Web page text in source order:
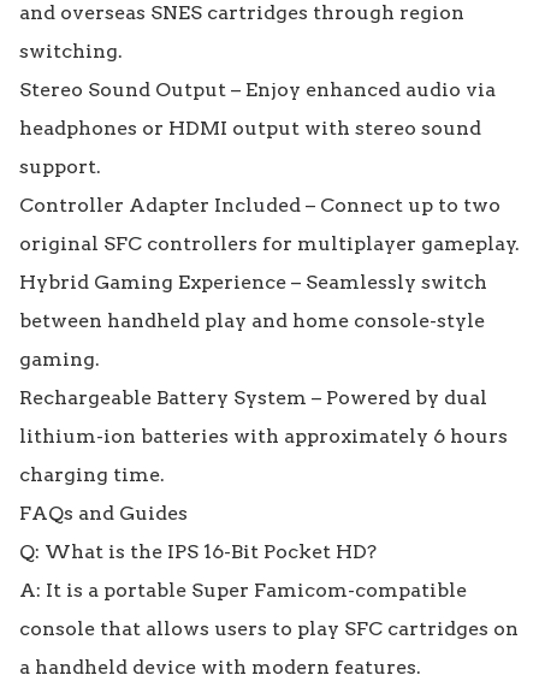
and overseas SNES cartridges through region
switching.
Stereo Sound Output – Enjoy enhanced audio via
headphones or HDMI output with stereo sound
support.
Controller Adapter Included – Connect up to two
original SFC controllers for multiplayer gameplay.
Hybrid Gaming Experience – Seamlessly switch
between handheld play and home console-style
gaming.
Rechargeable Battery System – Powered by dual
lithium-ion batteries with approximately 6 hours
charging time.
FAQs and Guides
Q: What is the IPS 16-Bit Pocket HD?
A: It is a portable Super Famicom-compatible
console that allows users to play SFC cartridges on
a handheld device with modern features.